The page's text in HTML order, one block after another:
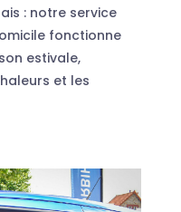
: notre service
fonctionne
estivale,
et les